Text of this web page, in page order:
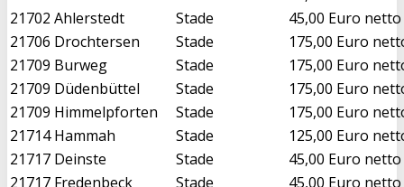
21702 Ahlerstedt Stade
45,00 Euro netto
21706 Drochtersen Stade
175,00 Euro
21709 Burweg Stade
175,00 Euro
21709 Düdenbüttel Stade
175,00 Euro
21709 Himmelpforten Stade
175,00 Euro
21714 Hammah Stade
125,00 Euro
21717 Deinste Stade
45,00 Euro netto
21717 Fredenbeck Stade 45,00 Euro netto